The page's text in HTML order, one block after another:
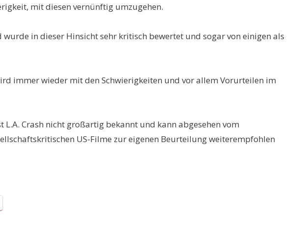
mit diesen vernünftig umzugehen.
in dieser Hinsicht sehr kritisch bewertet und sogar von einigen als
immer wieder mit den Schwierigkeiten und vor allem Vorurteilen im
Crash nicht großartig bekannt und kann abgesehen vom
US-Filme zur eigenen Beurteilung weiterempfohlen